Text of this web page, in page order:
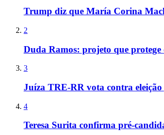
Trump diz que María Corina
2
Duda Ramos: projeto que
3
Juíza TRE-RR vota contra
4
Teresa Surita confirma pré-